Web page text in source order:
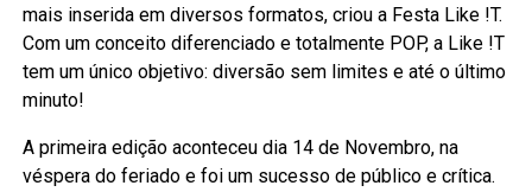
mais inserida em diversos formatos, criou a Festa Like !T.
Com um conceito diferenciado e totalmente POP, a Like !T
tem um único objetivo: diversão sem limites e até o último
minuto!
A primeira edição aconteceu dia 14 de Novembro, na
véspera do feriado e foi um sucesso de público e crítica.